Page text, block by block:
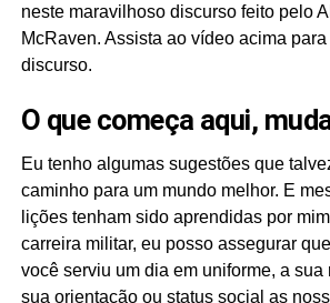
neste maravilhoso discurso feito pelo
McRaven. Assista ao vídeo acima
discurso.
O que começa aqui,
Eu tenho algumas sugestões que
caminho para um mundo melhor. E
lições tenham sido aprendidas por
carreira militar, eu posso assegurar
você serviu um dia em uniforme, a sua
sua orientação ou status social as